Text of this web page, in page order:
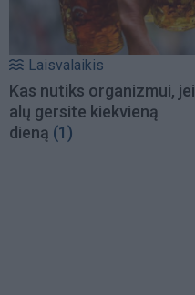
Laisvalaikis
Kas nutiks organizmui, jei
alų gersite kiekvieną
dieną (1)